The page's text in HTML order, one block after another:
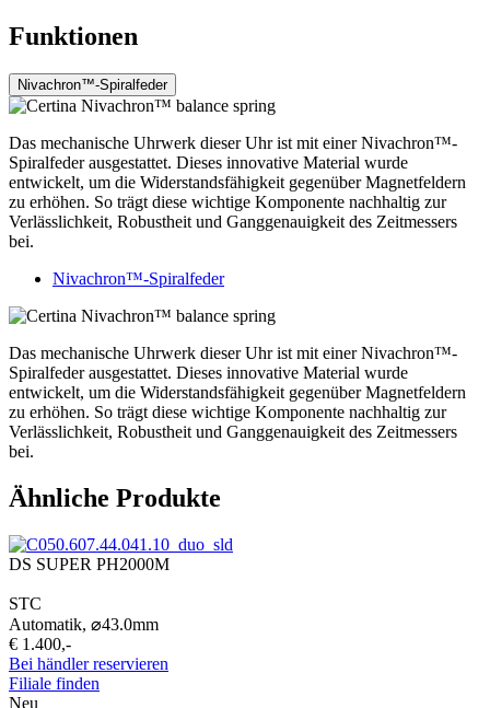
Funktionen
Nivachron™-Spiralfeder
Das mechanische Uhrwerk dieser Uhr ist mit einer Nivachron™-
Spiralfeder ausgestattet. Dieses innovative Material wurde
entwickelt, um die Widerstandsfähigkeit gegenüber Magnetfeldern
zu erhöhen. So trägt diese wichtige Komponente nachhaltig zur
Verlässlichkeit, Robustheit und Ganggenauigkeit des Zeitmessers
bei.
Nivachron™-Spiralfeder
Das mechanische Uhrwerk dieser Uhr ist mit einer Nivachron™-
Spiralfeder ausgestattet. Dieses innovative Material wurde
entwickelt, um die Widerstandsfähigkeit gegenüber Magnetfeldern
zu erhöhen. So trägt diese wichtige Komponente nachhaltig zur
Verlässlichkeit, Robustheit und Ganggenauigkeit des Zeitmessers
bei.
Ähnliche Produkte
DS SUPER PH2000M
STC
Automatik, ⌀43.0mm
€ 1.400,-
Bei händler reservieren
Filiale finden
Neu